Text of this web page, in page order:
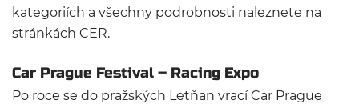
kategoriích a všechny podrobnosti naleznete na
stránkách CER.
Car Prague Festival – Racing Expo
Po roce se do pražských Letňan vrací Car Prague